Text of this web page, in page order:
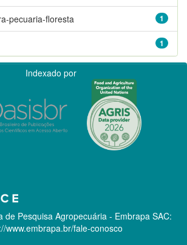
1
pecuaria-floresta
1
Indexado por
de Pesquisa Agropecuária - Embrapa SAC:
www.embrapa.br/fale-conosco